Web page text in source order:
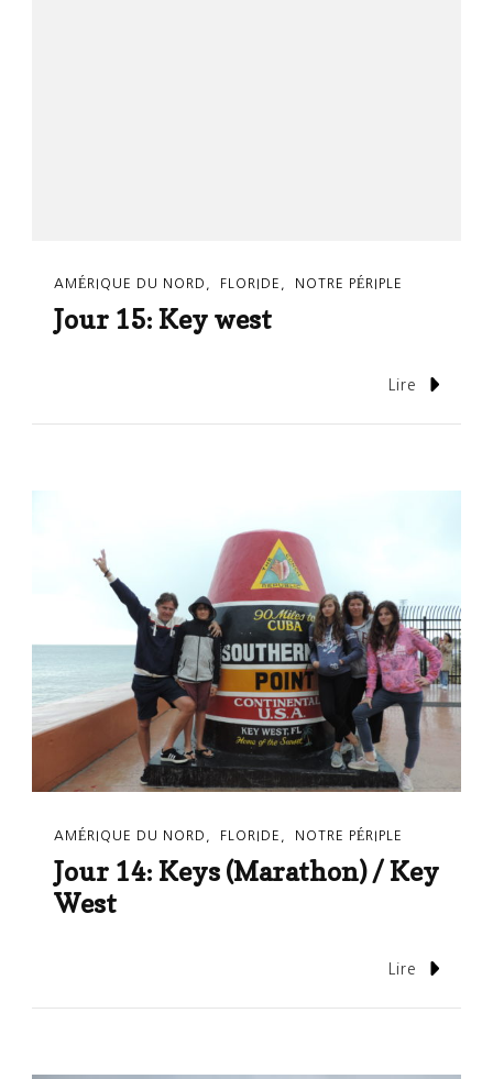
AMÉRIQUE DU NORD FLORIDE NOTRE PÉRIPLE
Jour 15: Key west
Lire
AMÉRIQUE DU NORD FLORIDE NOTRE PÉRIPLE
Jour 14: Keys (Marathon) / Key
West
Lire